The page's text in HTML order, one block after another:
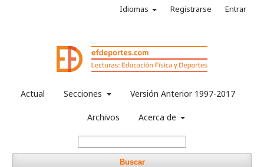
Actual Secciones Versión Anterior 1997-2017
Archivos Acerca de
Buscar
Idiomas Registrarse Entrar